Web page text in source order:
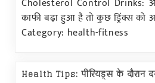
Cholesterol Control Drinks:
काफी बढ़ा हुआ है तो कुछ ड्रिंक्स को
Category: health-fitness
Health Tips: पीरियड्स के दौरान